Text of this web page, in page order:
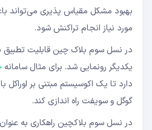
بهبود مشکل مقیاس پذیری می‌تواند
مورد نیاز انجام تراکنش شود.
در نسل سوم بلاک چین قابلیت
یکدیگر رونمایی شد. برای مثال سامانه
دارد تا یک اکوسیستم مبتنی بر اوراکل
گوگل و سویفت راه اندازی کند.
در نسل سوم بلاکچین راهکاری به